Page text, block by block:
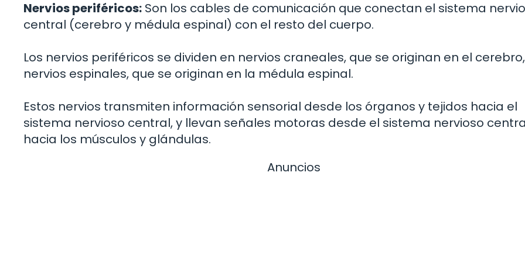
Nervios periféricos: Son los cables de comunicación que conectan el sistema
central (cerebro y médula espinal) con el resto del cuerpo.
Los nervios periféricos se dividen en nervios craneales, que se originan en el
nervios espinales, que se originan en la médula espinal.
Estos nervios transmiten información sensorial desde los órganos y tejidos hacia el
sistema nervioso central, y llevan señales motoras desde el sistema nervioso
hacia los músculos y glándulas.
Anuncios